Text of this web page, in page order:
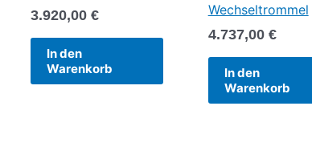
3.920,00 €
In den
Warenkorb
Wechseltrommel
4.737,00 €
In den
Warenkorb